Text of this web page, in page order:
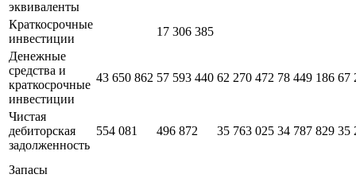
эквиваленты
Краткосрочные
инвестиции
17 306 385
Денежные
средства и
краткосрочные
инвестиции
43 650 862 57 593 440 62 270 472 78 449 186 67
Чистая
дебиторская
задолженность
554 081 496 872 35 763 025 34 787 829 35
Запасы